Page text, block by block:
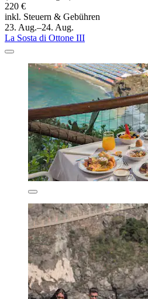
220 €
inkl. Steuern & Gebühren
23. Aug.–24. Aug.
La Sosta di Ottone III